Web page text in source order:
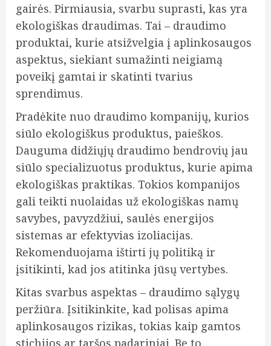
gairės. Pirmiausia, svarbu suprasti, kas yra
ekologiškas draudimas. Tai – draudimo
produktai, kurie atsižvelgia į aplinkosaugos
aspektus, siekiant sumažinti neigiamą
poveikį gamtai ir skatinti tvarius
sprendimus.
Pradėkite nuo draudimo kompanijų, kurios
siūlo ekologiškus produktus, paieškos.
Dauguma didžiųjų draudimo bendrovių jau
siūlo specializuotus produktus, kurie apima
ekologiškas praktikas. Tokios kompanijos
gali teikti nuolaidas už ekologiškas namų
savybes, pavyzdžiui, saulės energijos
sistemas ar efektyvias izoliacijas.
Rekomenduojama ištirti jų politiką ir
įsitikinti, kad jos atitinka jūsų vertybes.
Kitas svarbus aspektas – draudimo sąlygų
peržiūra. Įsitikinkite, kad polisas apima
aplinkosaugos rizikas, tokias kaip gamtos
stichijos ar taršos padariniai. Be to,